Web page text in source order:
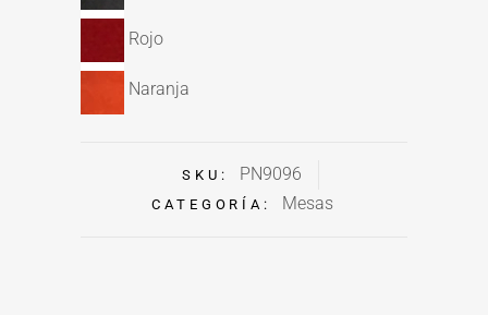
Rojo
Naranja
SKU: PN9096
CATEGORÍA: Mesas